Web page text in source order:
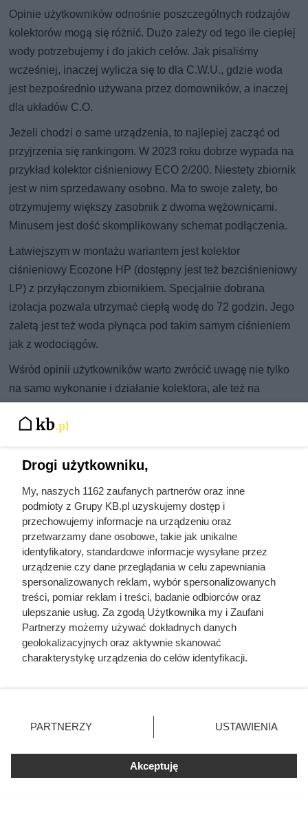
Opinie użytkowników odnośnie poszczególnych rodzajów
kolektorów mogą się różnić. Dużo zależy od tego ile ciepłej
wody potrzebujemy i do jakich celów. Jak pisaliśmy
wcześniej, inaczej wylicza się to dla C.W.U., gdzie woda
jest bezpośrednio używana przez domowników, a inaczej
dla układów C.O.
Jeżeli chodzi o same urządzenia, to najlepiej zacząć od
przyjrzenia się rankingom. W 2023 roku dobrze wypada na
przykład kolektor ciśnieniowy ECO 2/200. Niestety zbiornik
jest w nim sprzedawany osobno. Ma to swoje zalety, bo
otrzymujemy większy zasobnik z dwoma wężownicami.
Minusem jest dość skomplikowany schemat podłączenia.
Łatwiejszym w montażu wariantem jest kolektor
ciśnieniowy Ecozone HP (dostępny jest też bezciśnieniowy
LP) z przyłączonym zbiornikiem. Specjalnie dobrana
izolacja pozwala utrzymać ciepłą wodę do 72 godzin. Jego
zaletą jest też woda płynąca pod takim samym ciśnieniem
jak z wodociągów.
Wśród opinii użytkowników warto zwrócić uwagę nie tylko
na samo wykonanie i działanie kolektora, ale też na
doświadczenia z jego montażem. Dzięki temu będziemy
wiedzieć co nas czeka po zakupie solarów i czy będzie
Najpopularniejsze w tej chwili
Zrobili z żony cesarza „nierządnicę” i
przypisali jej 25 mężczyzn jednej nocy.
Tak Rzym pozbył się zbyt ambitnej
Drogi użytkowniku,
My, naszych 1162 zaufanych partnerów oraz inne
podmioty z Grupy KB.pl uzyskujemy dostęp i
przechowujemy informacje na urządzeniu oraz
przetwarzamy dane osobowe, takie jak unikalne
identyfikatory, standardowe informacje wysyłane przez
urządzenie czy dane przeglądania w celu zapewniania
spersonalizowanych reklam, wybór spersonalizowanych
treści, pomiar reklam i treści, badanie odbiorców oraz
ulepszanie usług. Za zgodą Użytkownika my i Zaufani
Partnerzy możemy używać dokładnych danych
geolokalizacyjnych oraz aktywnie skanować
charakterystykę urządzenia do celów identyfikacji.
zmienić/wycofać klikając przycisk ustawień prywatności
znajdujący się w lewym dolnym rogu strony. Niektóre
użytkownika, ale masz prawo sprzeciwić się takiemu
przetwarzaniu. Preferencje będą miały zastosowania tylko
PARTNERZY USTAWIENIA
Akceptuję